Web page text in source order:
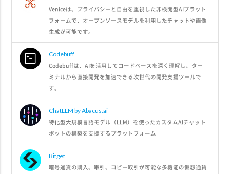
Veniceは、プライバシーと自由を重視した非検閲型AIプラット
フォームで、オープンソースモデルを利用したチャットや画像
生成が可能です。
Codebuff
Codebuffは、AIを活用してコードベースを深く理解し、ター
ミナルから直接開発を加速できる次世代の開発支援ツールで
す。
ChatLLM by Abacus.ai
特化型大規模言語モデル（LLM）を使ったカスタムAIチャット
ボットの構築を支援するプラットフォーム
Bitget
暗号通貨の購入、取引、コピー取引が可能な多機能の仮想通貨